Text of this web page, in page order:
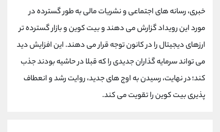
خبری، رسانه های اجتماعی و نشریات مالی به طور گسترده در
مورد این رویداد گزارش می دهند و بیت کوین و بازار گسترده تر
ارزهای دیجیتال را در کانون توجه قرار می دهند. این افزایش دید
می تواند سرمایه گذاران جدیدی را که قبلا در حاشیه بودند جذب
کند؛ در نهایت، رسیدن به اوج های جدید، روایت رشد و انعطاف
پذیری بیت کوین را تقویت می کند.